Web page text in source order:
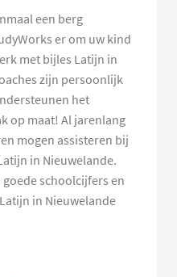
een berg
er om uw kind
met bijles Latijn in
zijn persoonlijk
het
op maat! Al jarenlang
mogen assisteren bij
in Nieuwelande.
schoolcijfers en
in Nieuwelande